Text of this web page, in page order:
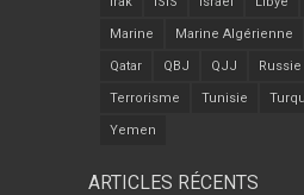
Marine Marine Algérienne
Qatar QBJ QJJ Russie
Terrorisme Tunisie
Yemen
ARTICLES RÉCENTS